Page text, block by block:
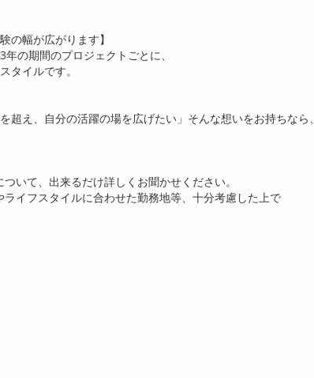
の幅が広がります】
3年の期間のプロジェクトごとに、
タイルです。
え、自分の活躍の場を広げたい」そんな想いをお持ちなら、
いて、出来るだけ詳しくお聞かせください。
イフスタイルに合わせた勤務地等、十分考慮した上で